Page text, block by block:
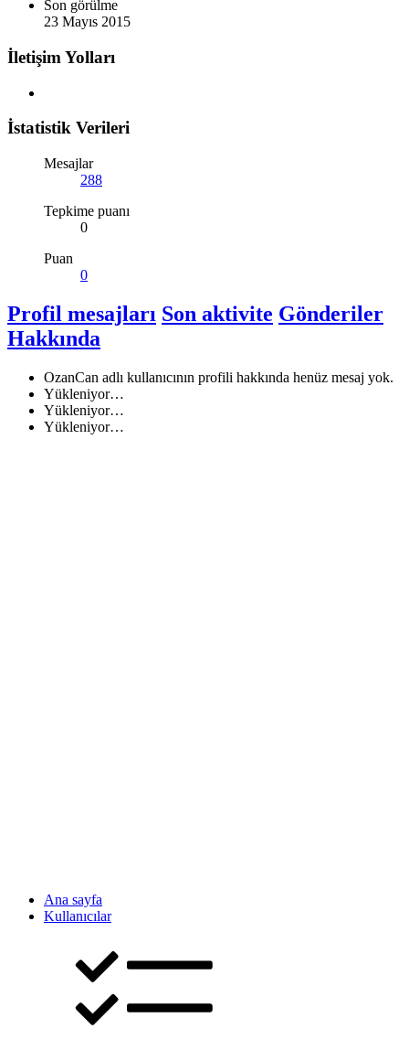
Son görülme
23 Mayıs 2015
İletişim Yolları
İstatistik Verileri
Mesajlar
288
Tepkime puanı
0
Puan
0
Profil mesajları Son aktivite Gönderiler
Hakkında
OzanCan adlı kullanıcının profili hakkında henüz mesaj yok.
Yükleniyor…
Yükleniyor…
Yükleniyor…
Ana sayfa
Kullanıcılar